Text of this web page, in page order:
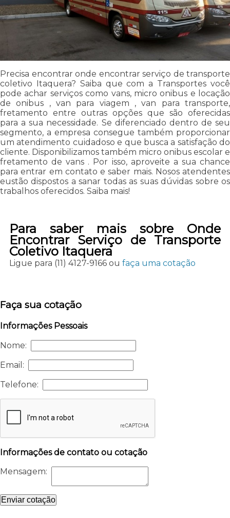
Precisa encontrar onde encontrar serviço de transporte
coletivo Itaquera? Saiba que com a Transportes você
pode achar serviços como vans, micro onibus e locação
de onibus , van para viagem , van para transporte,
fretamento entre outras opções que são oferecidas
para a sua necessidade. Se diferenciado dentro de seu
segmento, a empresa consegue também proporcionar
um atendimento cuidadoso e que busca a satisfação do
cliente. Disponibilizamos também micro onibus escolar e
fretamento de vans . Por isso, aproveite a sua chance
para entrar em contato e saber mais. Nosos atendentes
eustão dispostos a sanar todas as suas dúvidas sobre os
trabalhos oferecidos. Saiba mais!
Para saber mais sobre Onde
Encontrar Serviço de Transporte
Coletivo Itaquera
Ligue para (11) 4127-9166ou faça uma cotação
Faça sua cotação
Informações Pessoais
Nome:
Email:
Telefone:
Informações de contato ou cotação
Mensagem:
Enviar cotação